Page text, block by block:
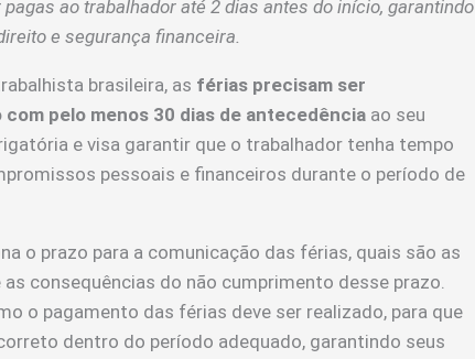
ao trabalhador até 2 dias antes do início, garantindo
e segurança financeira.
brasileira, as férias precisam ser
pelo menos 30 dias de antecedência ao seu
e visa garantir que o trabalhador tenha tempo
pessoais e financeiros durante o período de
o prazo para a comunicação das férias, quais são as
consequências do não cumprimento desse prazo.
o pagamento das férias deve ser realizado, para que
dentro do período adequado, garantindo seus